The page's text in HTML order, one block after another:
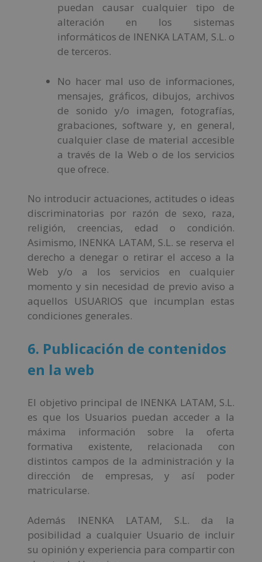
puedan causar cualquier tipo de
alteración en los sistemas
informáticos de INENKA LATAM, S.L. o
de terceros.
No hacer mal uso de informaciones,
mensajes, gráficos, dibujos, archivos
de sonido y/o imagen, fotografías,
grabaciones, software y, en general,
cualquier clase de material accesible
a través de la Web o de los servicios
que ofrece.
No introducir actuaciones, actitudes o ideas
discriminatorias por razón de sexo, raza,
religión, creencias, edad o condición.
Asimismo, INENKA LATAM, S.L. se reserva el
derecho a denegar o retirar el acceso a la
Web y/o a los servicios en cualquier
momento y sin necesidad de previo aviso a
aquellos USUARIOS que incumplan estas
condiciones generales.
6. Publicación de contenidos
en la web
El objetivo principal de INENKA LATAM, S.L.
es que los Usuarios puedan acceder a la
máxima información sobre la oferta
formativa existente, relacionada con
distintos campos de la administración y la
dirección de empresas, y así poder
matricularse.
Además INENKA LATAM, S.L. da la
posibilidad a cualquier Usuario de incluir
su opinión y experiencia para compartir con